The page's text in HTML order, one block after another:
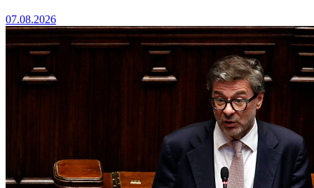
07.08.2026